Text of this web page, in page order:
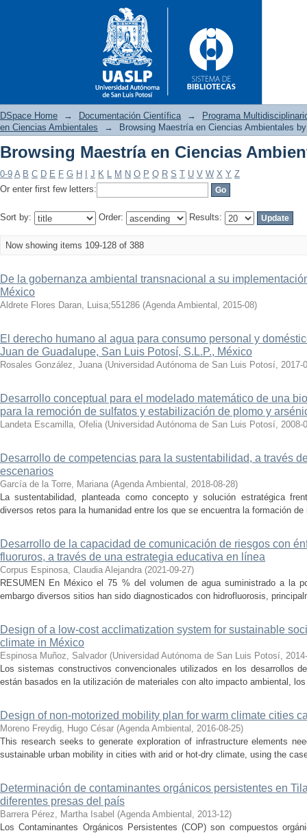
Browsing Maestría en
DSpace Home → Documentación Científica →
Programa
en Ciencias Ambientales
→ Browsing Maestría en Ciencias Ambientales
Browsing Maestría en Ciencias
0-9 A B C D E F G H J K L M N O P Q R S T U V W X Y Z
Or enter first few letters:
Sort by: Order: Results:
Now showing items 109-128 of 388
De la gobernanza ambiental transnacional a su
México
Aldrete Flores Daran, Luisa;551286 (Agenda Ambiental , 2015-08)
El derecho humano al agua para consumo personal y
Juan de Guadalupe, San Luis Potosí, S.L.P., México
Rosales González, Juana (Universidad Autónoma de San Luis Potosí, 2017-
Desarrollo conceptual para el modelado matemático de una
para la remoción de sulfatos y estabilización de plomo y
Landeta Escamilla, Ofelia (Universidad Autónoma de San Luis Potosí, 2008-
Desarrollo de competencias para la sustentabilidad, a través
escenarios
García de la Torre, Mariana (Agenda Ambiental , 2018-08-28)
La sustentabilidad, planteada como concepto y solución estratégica
diversos retos para la humanidad entre los que se encuentra la formación
Desarrollo de la capacidad de comunicación de riesgos con
fluoruros, a través de una estrategia educativa en línea
Corpus Espinosa, Claudia Alejandra (2021-09-27)
RESUMEN En México el 75 % del volumen de agua suministrado a la
embargo diversos sitios han sido diagnosticados con hidrofluorosis,
Design of a low-cost acclimatization system for sustainable
climate in México
Espinosa Muñoz, Salvador (Universidad Autónoma de San Luis Potosí,
Los sistemas constructivos convencionales utilizados en los desarrollos
están basados en la utilización de materiales con alto impacto ambiental,
Design of non-motorized mobility plan for warm climate cities
Moreno Freydig, Hugo César (Agenda Ambiental , 2016-08-25)
This research seeks to generate exploration of infrastructure elements
sustainable urban mobility in cities with arid or hot-dry climate, using the
Determinación de contaminantes orgánicos persistentes en
diferentes presas del país
Barrera Pérez, Martha Isabel (Agenda Ambiental , 2013-12)
Los Contaminantes Orgánicos Persistentes (COP) son compuestos